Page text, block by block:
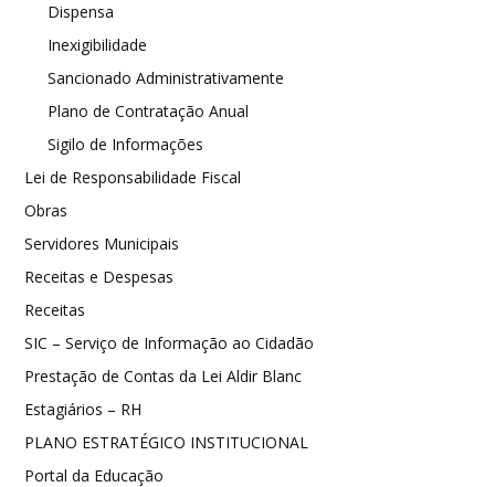
Dispensa
Inexigibilidade
Sancionado Administrativamente
Plano de Contratação Anual
Sigilo de Informações
Lei de Responsabilidade Fiscal
Obras
Servidores Municipais
Receitas e Despesas
Receitas
SIC – Serviço de Informação ao Cidadão
Prestação de Contas da Lei Aldir Blanc
Estagiários – RH
PLANO ESTRATÉGICO INSTITUCIONAL
Portal da Educação